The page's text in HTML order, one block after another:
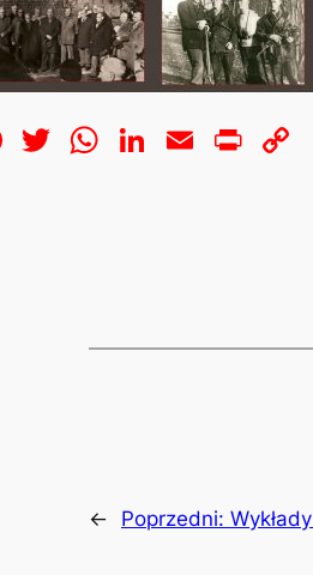
Facebook
Twitter
WhatsApp
LinkedIn
Email
← Poprzedni: